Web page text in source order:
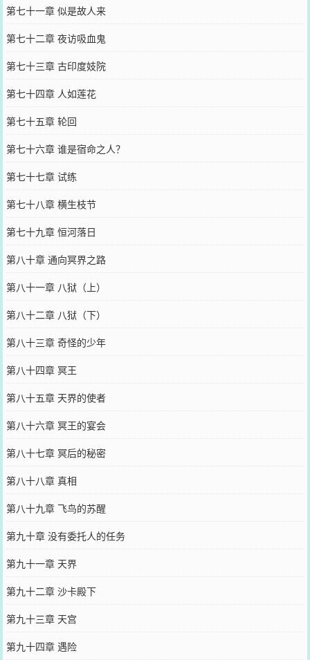
第七十一章 似是故人来
第七十二章 夜访吸血鬼
第七十三章 古印度妓院
第七十四章 人如莲花
第七十五章 轮回
第七十六章 谁是宿命之人？
第七十七章 试练
第七十八章 横生枝节
第七十九章 恒河落日
第八十章 通向冥界之路
第八十一章 八狱（上）
第八十二章 八狱（下）
第八十三章 奇怪的少年
第八十四章 冥王
第八十五章 天界的使者
第八十六章 冥王的宴会
第八十七章 冥后的秘密
第八十八章 真相
第八十九章 飞鸟的苏醒
第九十章 没有委托人的任务
第九十一章 天界
第九十二章 沙卡殿下
第九十三章 天宫
第九十四章 遇险